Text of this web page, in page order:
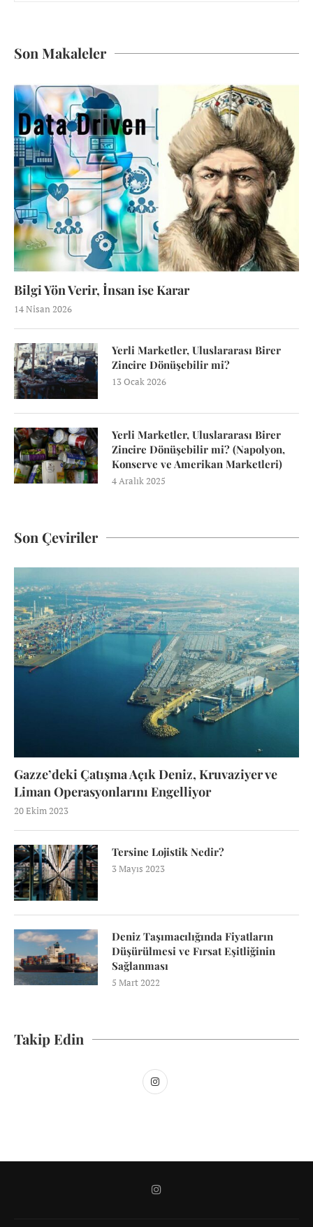
Son Makaleler
Bilgi Yön Verir, İnsan ise Karar
14 Nisan 2026
Yerli Marketler, Uluslararası Birer
Zincire Dönüşebilir mi?
13 Ocak 2026
Yerli Marketler, Uluslararası Birer
Zincire Dönüşebilir mi? (Napolyon,
Konserve ve Amerikan Marketleri)
4 Aralık 2025
Son Çeviriler
Gazze’deki Çatışma Açık Deniz, Kruvaziyer ve
Liman Operasyonlarını Engelliyor
20 Ekim 2023
Tersine Lojistik Nedir?
3 Mayıs 2023
Deniz Taşımacılığında Fiyatların
Düşürülmesi ve Fırsat Eşitliğinin
Sağlanması
5 Mart 2022
Takip Edin